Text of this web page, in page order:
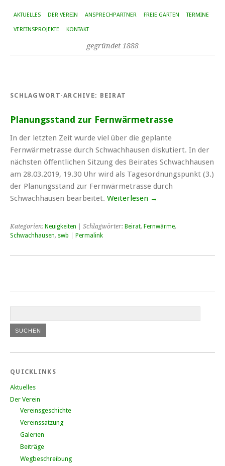
AKTUELLES DER VEREIN ANSPRECHPARTNER FREIE GÄRTEN TERMINE
VEREINSPROJEKTE KONTAKT
gegründet 1888
SCHLAGWORT-ARCHIVE: BEIRAT
Planungsstand zur Fernwärmetrasse
In der letzten Zeit wurde viel über die geplante
Fernwärmetrasse durch Schwachhausen diskutiert. In der
nächsten öffentlichen Sitzung des Beirates Schwachhausen
am 28.03.2019, 19.30 Uhr wird als Tagesordnungspunkt (3.)
der Planungsstand zur Fernwärmetrasse durch
Schwachhausen bearbeitet. Weiterlesen →
Kategorien: Neuigkeiten | Schlagwörter: Beirat, Fernwärme,
Schwachhausen, swb Permalink
QUICKLINKS
Aktuelles
Der Verein
Vereinsgeschichte
Vereinssatzung
Galerien
Beiträge
Wegbeschreibung